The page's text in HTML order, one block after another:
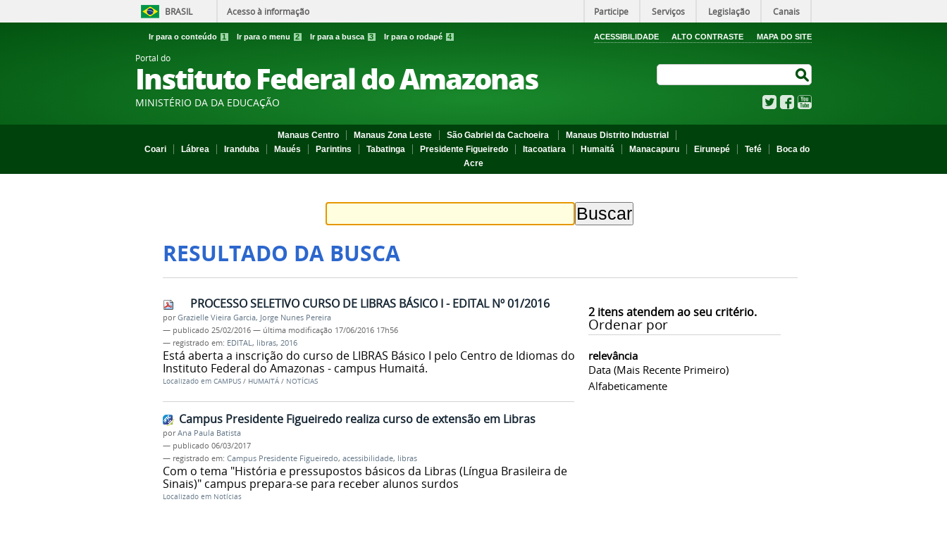
BRASIL Acesso à informação Participe Serviços Legislação Canais
Ir para o conteúdo 1 Ir para o menu 2 Ir para a busca 3 Ir para o rodapé 4 ACESSIBILIDADE ALTO CONTRASTE MAPA DO SITE
Portal do
Instituto Federal do Amazonas
MINISTÉRIO DA DA EDUCAÇÃO TwitterFacebook
Manaus Centro Manaus Zona Leste São Gabriel da Cachoeira
Manaus Distrito Industrial
Coari
Lábrea Iranduba Maués Parintins Tabatinga Presidente Figueiredo Itacoatiara Humaitá Manacapuru Eirunepé Tefé
Boca do
Acre
RESULTADO DA BUSCA
2itens atendem ao seu critério.
Ordenar por
relevância
Data (mais Recente Primeiro)
Alfabeticamente
PROCESSO SELETIVO CURSO DE LIBRAS BÁSICO I - EDITAL Nº 01/2016
porGrazielle Vieira Garcia, Jorge Nunes Pereira
— publicado 25/02/2016 — última modificação 17/06/2016 17h56
— registrado em: EDITAL, libras, 2016
Está aberta a inscrição do curso de LIBRAS Básico I pelo Centro de Idiomas do
Instituto Federal do Amazonas - campus Humaitá.
Localizado em CAMPUS / HUMAITÁ / NOTÍCIAS
Campus Presidente Figueiredo realiza curso de extensão em Libras
porAna Paula Batista
— publicado 06/03/2017
— registrado em: Campus Presidente Figueiredo, acessibilidade, libras
Com o tema "História e pressupostos básicos da Libras (Língua Brasileira de
Sinais)" campus prepara-se para receber alunos surdos
Localizado em Notícias